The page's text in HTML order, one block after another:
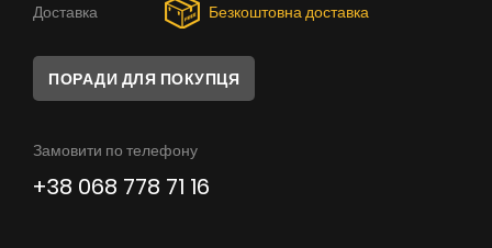
Інструкції
Доставка
Безкоштовна доставка
ПОРАДИ ДЛЯ ПОКУПЦЯ
Замовити по телефону
+38 068 778 71 16